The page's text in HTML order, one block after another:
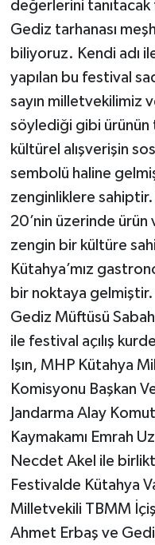
değerlerini tanıtacak
Gediz tarhanası
biliyoruz. Kendi adı
yapılan bu festival
sayın milletvekilimiz
söylediği gibi ürünün
kültürel alışverişin
sembolü haline
zenginliklere
20’nin üzerinde ürün
zengin bir kültüre
Kütahya’mız
bir noktaya
Gediz Müftüsü
ile festival açılış
Işın, MHP Kütahya
Komisyonu Başkan
Jandarma Alay
Kaymakamı Emrah
Necdet Akel ile
Festivalde Kütahya
Milletvekili TBMM
Ahmet Erbaş ve